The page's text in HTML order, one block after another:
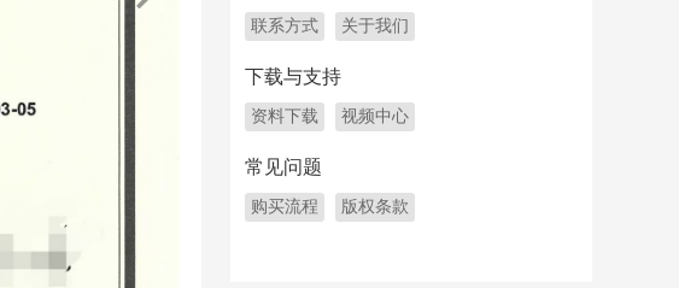
联系方式 关于我们
下载与支持
资料下载 视频中心
常见问题
购买流程 版权条款